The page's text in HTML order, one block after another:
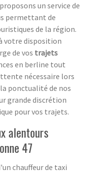
un service de
permettant de
de la région.
votre disposition
de vos trajets
en berline tout
nécessaire lors
ponctualité de nos
grande discrétion
pour vos trajets.
alentours
47
chauffeur de taxi